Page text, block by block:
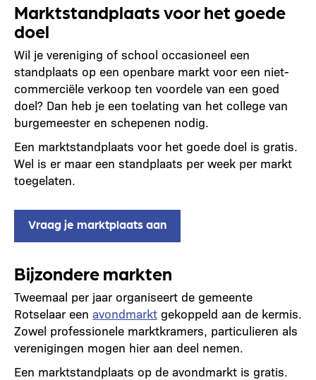
Marktstandplaats voor het goede
doel
Wil je vereniging of school occasioneel een
standplaats op een openbare markt voor een niet-
commerciële verkoop ten voordele van een goed
doel? Dan heb je een toelating van het college van
burgemeester en schepenen nodig.
Een marktstandplaats voor het goede doel is gratis.
Wel is er maar een standplaats per week per markt
toegelaten.
Vraag je marktplaats aan
Bijzondere markten
Tweemaal per jaar organiseert de gemeente
Rotselaar een avondmarkt gekoppeld aan de kermis.
Zowel professionele marktkramers, particulieren als
verenigingen mogen hier aan deel nemen.
Een marktstandplaats op de avondmarkt is gratis.